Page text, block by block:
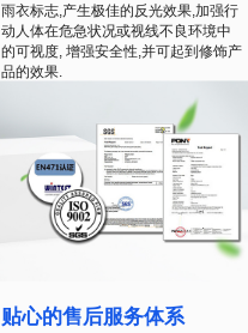
雨衣标志,产生极佳的反光效果,加强行
动人体在危急状况或视线不良环境中
的可视度, 增强安全性,并可起到修饰产
品的效果.
贴心的售后服务体系